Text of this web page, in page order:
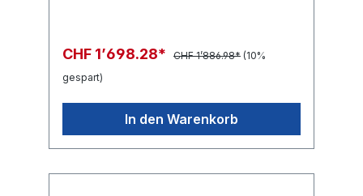
CHF 1’698.28* CHF 1’886.98* (10%
gespart)
In den Warenkorb